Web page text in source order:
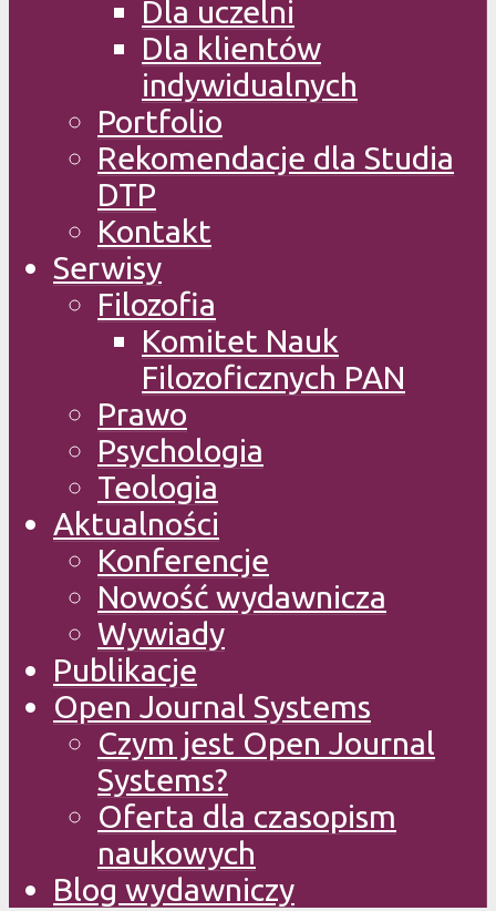
Dla uczelni
Dla klientów
indywidualnych
Portfolio
Rekomendacje dla Studia
DTP
Kontakt
Serwisy
Filozofia
Komitet Nauk
Filozoficznych PAN
Prawo
Psychologia
Teologia
Aktualności
Konferencje
Nowość wydawnicza
Wywiady
Publikacje
Open Journal Systems
Czym jest Open Journal
Systems?
Oferta dla czasopism
naukowych
Blog wydawniczy